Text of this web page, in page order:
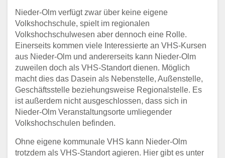
Nieder-Olm verfügt zwar über keine eigene
Volkshochschule, spielt im regionalen
Volkshochschulwesen aber dennoch eine Rolle.
Einerseits kommen viele Interessierte an VHS-Kursen
aus Nieder-Olm und andererseits kann Nieder-Olm
zuweilen doch als VHS-Standort dienen. Möglich
macht dies das Dasein als Nebenstelle, Außenstelle,
Geschäftsstelle beziehungsweise Regionalstelle. Es
ist außerdem nicht ausgeschlossen, dass sich in
Nieder-Olm Veranstaltungsorte umliegender
Volkshochschulen befinden.
Ohne eigene kommunale VHS kann Nieder-Olm
trotzdem als VHS-Standort agieren. Hier gibt es unter